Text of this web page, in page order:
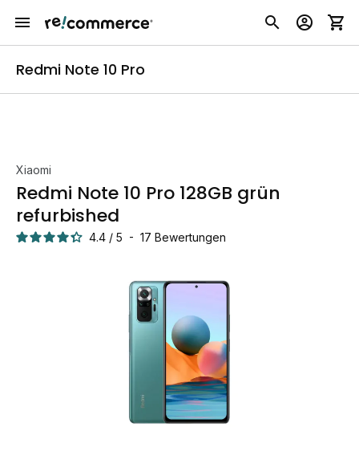
Redmi Note 10 Pro
Xiaomi
Redmi Note 10 Pro 128GB grün
refurbished
4.4 / 5 - 17 Bewertungen